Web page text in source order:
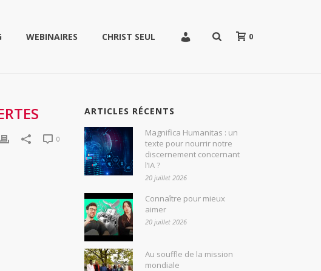
WEBINAIRES CHRIST SEUL 0
0
ARTICLES RÉCENTS
Magnifica Humanitas : un
texte pour nourrir notre
discernement concernant
l’IA ?
20 juillet 2026
Connaître pour mieux
aimer
20 juillet 2026
Au souffle de la mission
mondiale